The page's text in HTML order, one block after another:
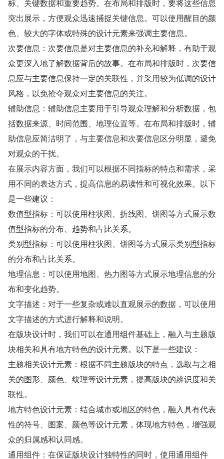
标、关键数据和重要趋势。在布局和排版时，要将这些信息
突出展示，方便观众迅速捕捉关键信息。可以使用醒目的颜
色、较大的字体或特殊的设计元素来强调主要信息。
次要信息：次要信息是对主要信息的补充和解释，有助于观
众更深入地了解数据背后的故事。在布局和排版时，次要信
息应与主要信息保持一定的关联性，并采用较为低调的设计
风格，以免抢夺观众对主要信息的关注。
辅助信息：辅助信息主要用于引导观众理解和分析数据，包
括数据来源、时间范围、地理位置等。在布局和排版时，辅
助信息应简洁明了，与主要信息和次要信息区分明显，避免
对观众的干扰。
在展示内容方面，我们可以根据不同指标的特点和需求，采
用不同的表达方式，提高信息的易读性和可视化效果。以下
是一些建议：
数值型指标：可以使用柱状图、折线图、饼图等方式展示数
值型指标的分布、趋势和占比关系。
类别型指标：可以使用柱状图、饼图等方式展示类别型指标
的分布和占比关系。
地理信息：可以使用地图、热力图等方式展示地理信息的分
布和变化趋势。
文字描述：对于一些复杂或难以直观展示的数据，可以使用
文字描述的方式进行解释和说明。
在版块设计时，我们可以在通用组件基础上，融入与主题版
块相关和具有地方特色的设计元素。以下是一些建议：
主题相关设计元素：根据不同主题版块的特点，选取与之相
关的图形、颜色、纹理等设计元素，提高版块的辨识度和关
联性。
地方特色设计元素：结合城市或地区的特色，融入具有代表
性的符号、图案、颜色等设计元素，体现地方特色，增强观
众的归属感和认同感。
通用组件：在保证版块设计独特性的同时，使用通用组件